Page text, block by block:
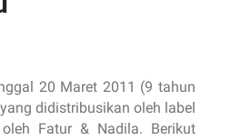
20 Maret 2011 (9 tahun
didistribusikan oleh label
Fatur & Nadila. Berikut